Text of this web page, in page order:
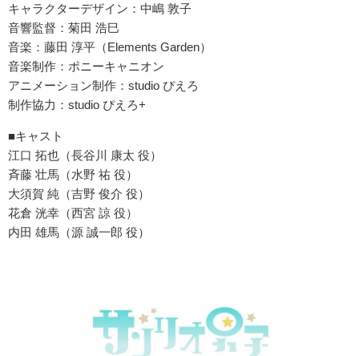
キャラクターデザイン：中嶋 敦子
音響監督：菊田 浩巳
音楽：藤田 淳平（Elements Garden）
音楽制作：ポニーキャニオン
アニメーション制作：studio ぴえろ
制作協力：studio ぴえろ+
■キャスト
江口 拓也（長谷川 康太 役）
斉藤 壮馬（水野 祐 役）
大須賀 純（吉野 俊介 役）
花倉 洸幸（西宮 諒 役）
内田 雄馬（源 誠一郎 役）